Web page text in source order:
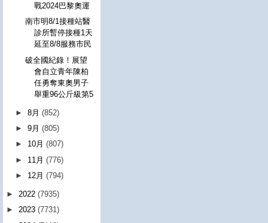
戰2024巴黎奧運
南市明8/1接種站醫
診所暫停接種1天
延至8/8服務市民
破全國紀錄！展望
會自立青年陳柏
任勇奪東奧男子
舉重96公斤級第5
►8月(852)
►9月(805)
► 10月(807)
► 11月(776)
► 12月(794)
► 2022 (7935)
► 2023 (7731)